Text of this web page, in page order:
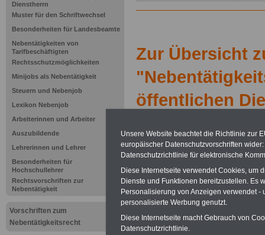
Dienstherrn
Muster für den Schriftwechsel
Besonderheiten für Landesbeamte
Nebentätigkeiten von
Tarifbeschäftigten
Rechtsschutzmöglichkeiten
Minijobs als Nebentätigkeit
Steuern und Nebenjob
Lexikon Nebenjob
Arbeiterinnen und Arbeiter
Auszubildende
Lehrerinnen und Lehrer
Besonderheiten für
Hochschullehrer
Rechtsvorschriften zur
Nebentätigkeit
Vorschriften zum
Nebentätigkeitsrecht
Zur Übersicht
öffentlichen
Einige
generellen
99 BBG
Unsere Website beachtet die Richtlinie zur
europäischer Datenschutzvorschriften
Datenschutzrichtlinie für elektronische
Diese Internetseite verwendet Cookies, um
Dienste und Funktionen bereitzustellen. Es
Personalisierung von Anzeigen verwendet
personalisierte Werbung genutzt.
Diese Internetseite macht Gebrauch von
Datenschutzrichtlinie.